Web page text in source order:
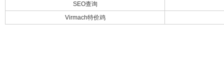
›
SEO查询
Virmach特价鸡